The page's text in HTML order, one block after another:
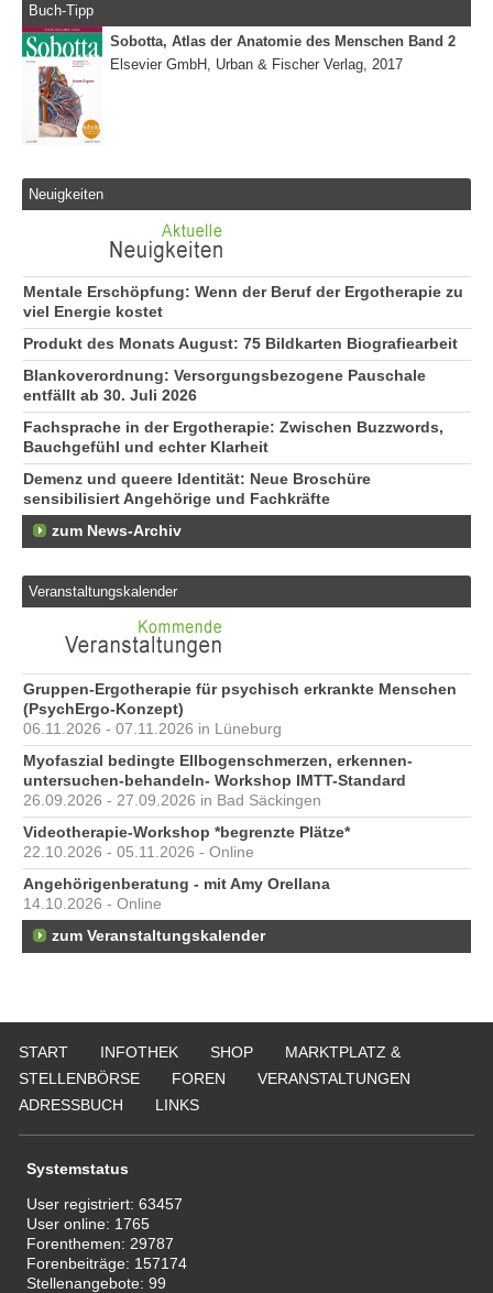
Buch-Tipp
Sobotta, Atlas der Anatomie des Menschen Band 2
Elsevier GmbH, Urban & Fischer Verlag, 2017
Neuigkeiten
Mentale Erschöpfung: Wenn der Beruf der Ergotherapie zu
viel Energie kostet
Produkt des Monats August: 75 Bildkarten Biografiearbeit
Blankoverordnung: Versorgungsbezogene Pauschale
entfällt ab 30. Juli 2026
Fachsprache in der Ergotherapie: Zwischen Buzzwords,
Bauchgefühl und echter Klarheit
Demenz und queere Identität: Neue Broschüre
sensibilisiert Angehörige und Fachkräfte
zum News-Archiv
Veranstaltungskalender
Gruppen-Ergotherapie für psychisch erkrankte Menschen
(PsychErgo-Konzept)
06.11.2026 - 07.11.2026 in Lüneburg
Myofaszial bedingte Ellbogenschmerzen, erkennen-
untersuchen-behandeln- Workshop IMTT-Standard
26.09.2026 - 27.09.2026 in Bad Säckingen
Videotherapie-Workshop *begrenzte Plätze*
22.10.2026 - 05.11.2026 - Online
Angehörigenberatung - mit Amy Orellana
14.10.2026 - Online
zum Veranstaltungskalender
START INFOTHEK SHOP
MARKTPLATZ &
STELLENBÖRSE
FOREN
VERANSTALTUNGEN
ADRESSBUCH
LINKS
Systemstatus
User registriert:63457
User online: 1765
Forenthemen: 29787
Forenbeiträge: 157174
Stellenangebote:99